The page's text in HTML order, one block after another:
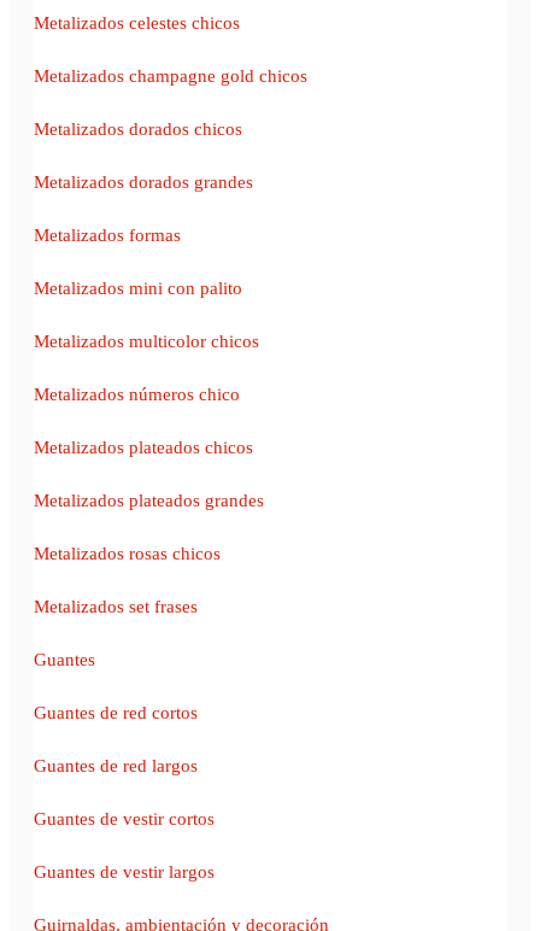
Metalizados celestes chicos
Metalizados champagne gold chicos
Metalizados dorados chicos
Metalizados dorados grandes
Metalizados formas
Metalizados mini con palito
Metalizados multicolor chicos
Metalizados números chico
Metalizados plateados chicos
Metalizados plateados grandes
Metalizados rosas chicos
Metalizados set frases
Guantes
Guantes de red cortos
Guantes de red largos
Guantes de vestir cortos
Guantes de vestir largos
Guirnaldas, ambientación y decoración